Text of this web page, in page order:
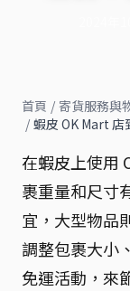
首頁 / 寄貨服務與
/ 蝦皮 OK Mart
在蝦皮上使用
裹重量和尺寸
宜，大型物品
調整包裹大小
免運活動，來